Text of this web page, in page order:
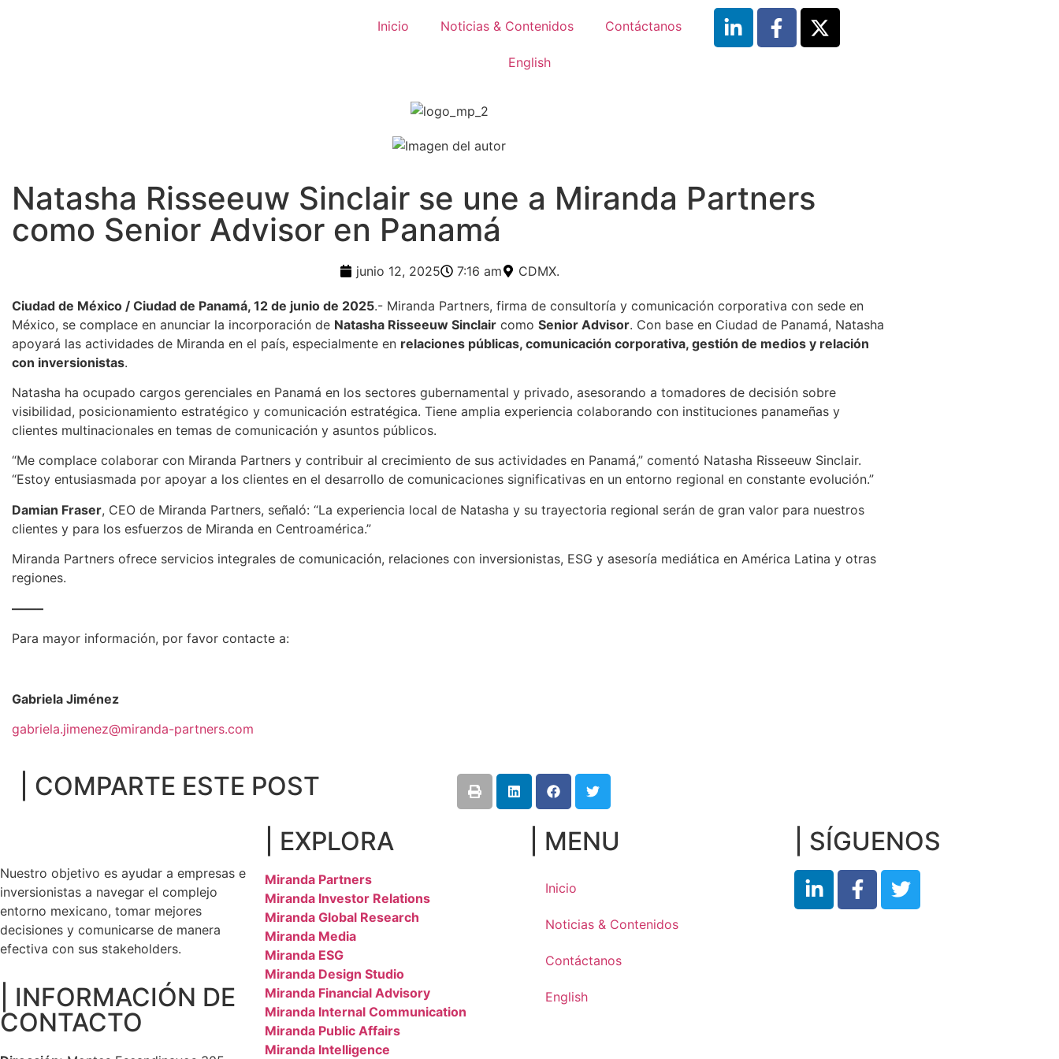
Inicio Noticias & Contenidos Contáctanos
English
Natasha Risseeuw Sinclair se une a Miranda Partners
como Senior Advisor en Panamá
junio 12, 2025 7:16 am CDMX.
Ciudad de México / Ciudad de Panamá, 12 de junio de 2025.- Miranda Partners, firma de consultoría y comunicación corporativa con sede en
México, se complace en anunciar la incorporación de Natasha Risseeuw Sinclair como Senior Advisor. Con base en Ciudad de Panamá, Natasha
apoyará las actividades de Miranda en el país, especialmente en relaciones públicas, comunicación corporativa, gestión de medios y relación
con inversionistas.
Natasha ha ocupado cargos gerenciales en Panamá en los sectores gubernamental y privado, asesorando a tomadores de decisión sobre
visibilidad, posicionamiento estratégico y comunicación estratégica. Tiene amplia experiencia colaborando con instituciones panameñas y
clientes multinacionales en temas de comunicación y asuntos públicos.
“Me complace colaborar con Miranda Partners y contribuir al crecimiento de sus actividades en Panamá,” comentó Natasha Risseeuw Sinclair.
“Estoy entusiasmada por apoyar a los clientes en el desarrollo de comunicaciones significativas en un entorno regional en constante evolución.”
Damian Fraser, CEO de Miranda Partners, señaló: “La experiencia local de Natasha y su trayectoria regional serán de gran valor para nuestros
clientes y para los esfuerzos de Miranda en Centroamérica.”
Miranda Partners ofrece servicios integrales de comunicación, relaciones con inversionistas, ESG y asesoría mediática en América Latina y otras
regiones.
——–
Para mayor información, por favor contacte a:
Gabriela Jiménez
gabriela.jimenez@miranda-partners.com
| COMPARTE ESTE POST
Nuestro objetivo es ayudar a empresas e
inversionistas a navegar el complejo
entorno mexicano, tomar mejores
decisiones y comunicarse de manera
efectiva con sus stakeholders.
| INFORMACIÓN DE
CONTACTO
| EXPLORA
Miranda Partners
Miranda Investor Relations
Miranda Global Research
Miranda Media
Miranda ESG
Miranda Design Studio
Miranda Financial Advisory
Miranda Internal Communication
Miranda Public Affairs
Miranda Intelligence
| MENU
Inicio
Noticias & Contenidos
Contáctanos
English
| SÍGUENOS